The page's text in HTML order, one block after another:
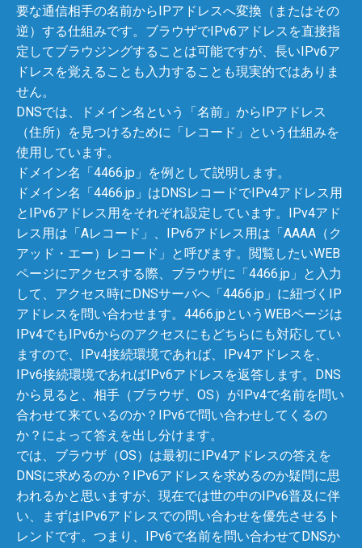
要な通信相手の名前からIPアドレスへ変換（またはその
逆）する仕組みです。ブラウザでIPv6アドレスを直接指
定してブラウジングすることは可能ですが、長いIPv6ア
ドレスを覚えることも入力することも現実的ではありま
せん。
DNSでは、ドメイン名という「名前」からIPアドレス
（住所）を見つけるために「レコード」という仕組みを
使用しています。
ドメイン名「4466.jp」を例として説明します。
ドメイン名「4466.jp」はDNSレコードでIPv4アドレス用
とIPv6アドレス用をそれぞれ設定しています。IPv4アド
レス用は「Aレコード」、IPv6アドレス用は「AAAA（ク
アッド・エー）レコード」と呼びます。閲覧したいWEB
ページにアクセスする際、ブラウザに「4466.jp」と入力
して、アクセス時にDNSサーバへ「4466.jp」に紐づくIP
アドレスを問い合わせます。4466.jpというWEBページは
IPv4でもIPv6からのアクセスにもどちらにも対応してい
ますので、IPv4接続環境であれば、IPv4アドレスを、
IPv6接続環境であればIPv6アドレスを返答します。DNS
から見ると、相手（ブラウザ、OS）がIPv4で名前を問い
合わせて来ているのか？IPv6で問い合わせしてくるの
か？によって答えを出し分けます。
では、ブラウザ（OS）は最初にIPv4アドレスの答えを
DNSに求めるのか？IPv6アドレスを求めるのか疑問に思
われるかと思いますが、現在では世の中のIPv6普及に伴
い、まずはIPv6アドレスでの問い合わせを優先させるト
レンドです。つまり、IPv6で名前を問い合わせてDNSか